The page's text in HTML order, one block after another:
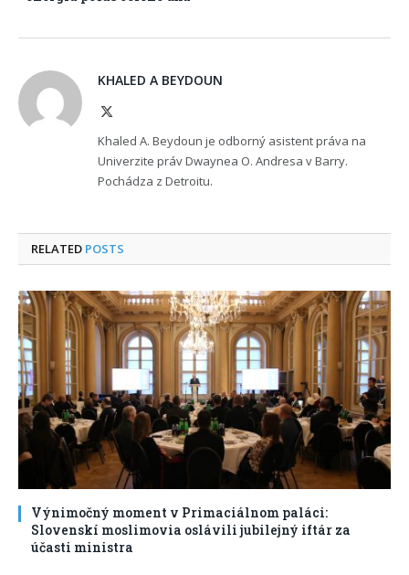
KHALED A BEYDOUN
Khaled A. Beydoun je odborný asistent práva na
Univerzite práv Dwaynea O. Andresa v Barry.
Pochádza z Detroitu.
RELATED POSTS
Výnimočný moment v Primaciálnom paláci:
Slovenskí moslimovia oslávili jubilejný iftár za
účasti ministra